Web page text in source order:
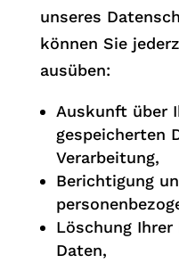
unseres
können Sie
ausüben:
Auskunft über
gespeicherten
Verarbeitung,
Berichtigung
Löschung
Daten,